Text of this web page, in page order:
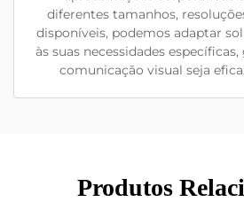
diferentes tamanhos,
disponíveis, podemos adaptar
às suas necessidades
comunicação visual seja
Produtos